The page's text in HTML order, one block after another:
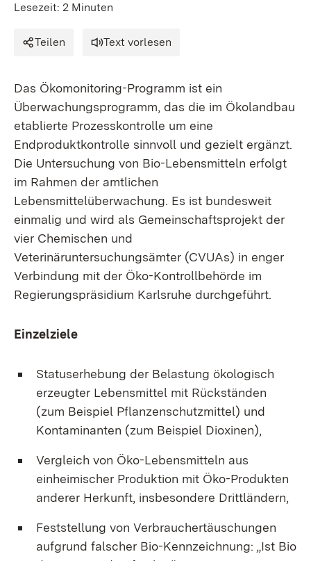
Lesezeit: 2 Minuten
Teilen Text vorlesen
Das Ökomonitoring-Programm ist ein
Überwachungsprogramm, das die im Ökolandbau
etablierte Prozesskontrolle um eine
Endproduktkontrolle sinnvoll und gezielt ergänzt.
Die Untersuchung von Bio-Lebensmitteln erfolgt
im Rahmen der amtlichen
Lebensmittelüberwachung. Es ist bundesweit
einmalig und wird als Gemeinschaftsprojekt der
vier Chemischen und
Veterinäruntersuchungsämter (CVUAs) in enger
Verbindung mit der Öko-Kontrollbehörde im
Regierungspräsidium Karlsruhe durchgeführt.
Einzelziele
Statuserhebung der Belastung ökologisch
erzeugter Lebensmittel mit Rückständen
(zum Beispiel Pflanzenschutzmittel) und
Kontaminanten (zum Beispiel Dioxinen),
Vergleich von Öko-Lebensmitteln aus
einheimischer Produktion mit Öko-Produkten
anderer Herkunft, insbesondere Drittländern,
Feststellung von Verbrauchertäuschungen
aufgrund falscher Bio-Kennzeichnung: „Ist Bio